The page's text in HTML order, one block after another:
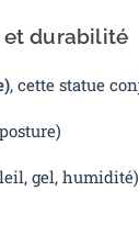
et durabilité
, cette statue
gel, humidité)